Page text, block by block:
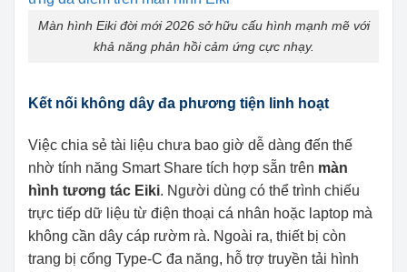
Màn hình Eiki đời mới 2026 sở hữu cấu hình mạnh mẽ với
khả năng phản hồi cảm ứng cực nhạy.
Kết nối không dây đa phương tiện linh hoạt
Việc chia sẻ tài liệu chưa bao giờ dễ dàng đến thế
nhờ tính năng Smart Share tích hợp sẵn trên màn
hình tương tác Eiki. Người dùng có thể trình chiếu
trực tiếp dữ liệu từ điện thoại cá nhân hoặc laptop mà
không cần dây cáp rườm rà. Ngoài ra, thiết bị còn
trang bị cổng Type-C đa năng, hỗ trợ truyền tải hình